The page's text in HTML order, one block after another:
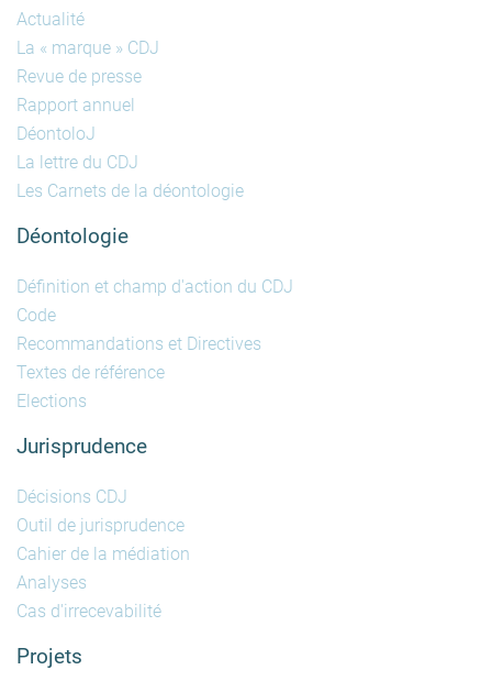
Actualité
La « marque » CDJ
Revue de presse
Rapport annuel
DéontoloJ
La lettre du CDJ
Les Carnets de la déontologie
Déontologie
Définition et champ d'action du CDJ
Code
Recommandations et Directives
Textes de référence
Elections
Jurisprudence
Décisions CDJ
Outil de jurisprudence
Cahier de la médiation
Analyses
Cas d'irrecevabilité
Projets